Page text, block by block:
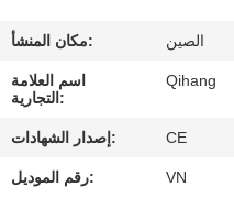
الجودة
اتصل
بنا
مكان المنشأ: الصين
اسم العلامة
التجارية:
Qihang
إصدار الشهادات: CE
رقم الموديل: VN